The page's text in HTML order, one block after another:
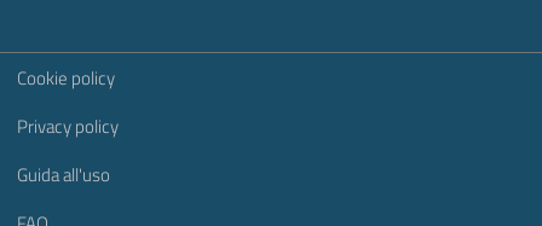
Sezione Link Utili
Cookie policy
Privacy policy
Guida all'uso